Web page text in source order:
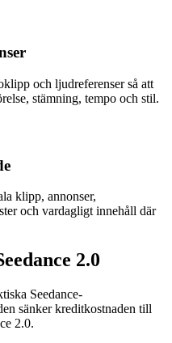
och ljudreferenser så att
stämning, tempo och stil.
klipp, annonser,
och vardagligt innehåll där
2.0
Seedance-
sänker kreditkostnaden till
2.0.